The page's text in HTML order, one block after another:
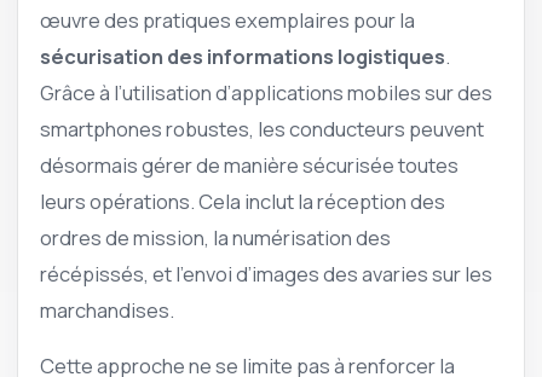
œuvre des pratiques exemplaires pour la
sécurisation des informations logistiques.
Grâce à l’utilisation d’applications mobiles sur des
smartphones robustes, les conducteurs peuvent
désormais gérer de manière sécurisée toutes
leurs opérations. Cela inclut la réception des
ordres de mission, la numérisation des
récépissés, et l’envoi d’images des avaries sur les
marchandises.
Cette approche ne se limite pas à renforcer la